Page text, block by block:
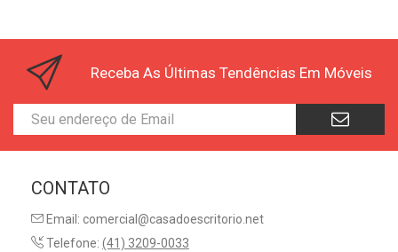
Receba As Últimas Tendências Em Móveis
CONTATO
Email: comercial@casadoescritorio.net
Telefone: (41) 3209-0033